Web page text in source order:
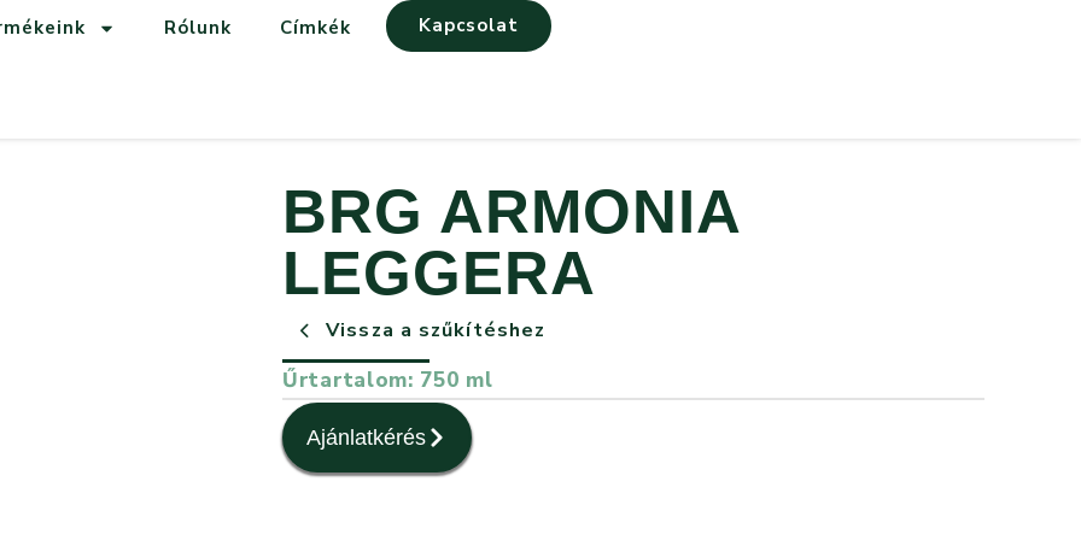
Rólunk Címkék Kapcsolat
BRG ARMONIA
LEGGERA
Vissza a szűkítéshez
Űrtartalom: 750 ml
Ajánlatkérés